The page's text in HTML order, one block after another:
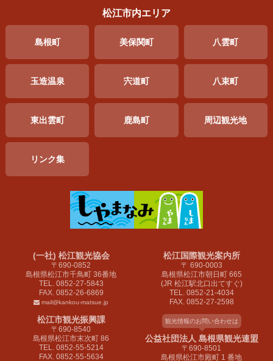
松江市内エリア
島根町 美保関町 八雲町
玉造温泉 宍道町 八束町
東出雲町 鹿島町 周辺観光地
リンク集
(一社) 松江観光協会
〒690-0852
島根県松江市千鳥町 36番地
TEL. 0852-27-5843
FAX. 0852-26-6869
mail@kankou-matsue.jp
松江国際観光案内所
〒 690-0003
島根県松江市朝日町 665
(JR 松江駅北口出てすぐ)
TEL. 0852-21-4034
FAX. 0852-27-2598
松江市観光振興課
〒690-8540
島根県松江市末次町 86
TEL. 0852-55-5214
FAX. 0852-55-5634
観光情報のお問い合わせは
公益社団法人 島根県観光連盟
〒690-8501
島根県松江市殿町 1 番地